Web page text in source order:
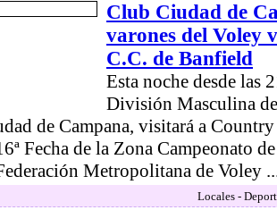
Club Ciudad de
varones del Voley
C.C. de Banfield
Esta noche desde las
División Masculina
de Campana, visitará a
Fecha de la Zona Campeonato
Metropolitana de Voley
Locales -